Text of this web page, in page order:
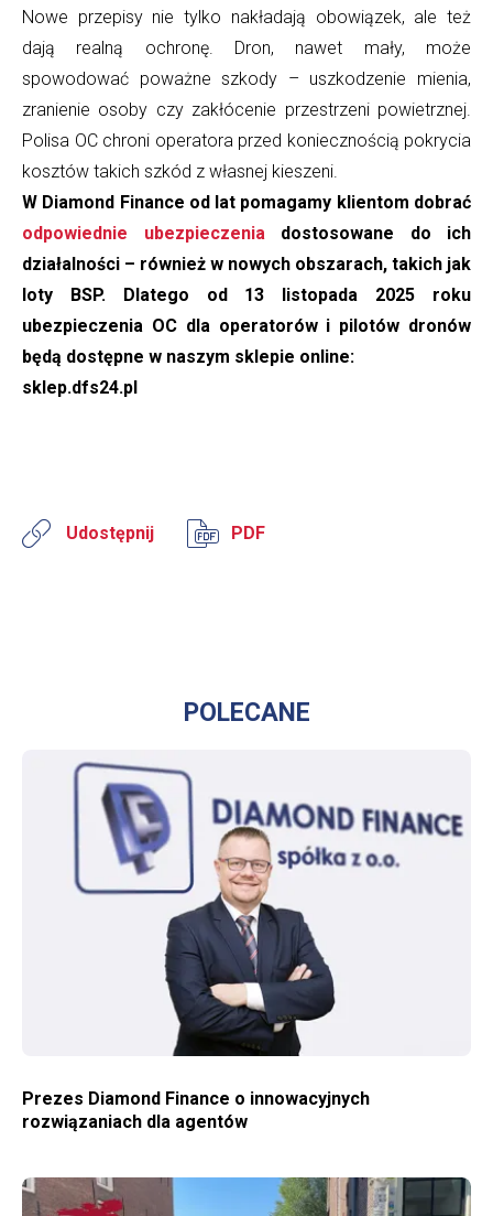
Nowe przepisy nie tylko nakładają obowiązek, ale też
dają realną ochronę. Dron, nawet mały, może
spowodować poważne szkody – uszkodzenie mienia,
zranienie osoby czy zakłócenie przestrzeni powietrznej.
Polisa OC chroni operatora przed koniecznością pokrycia
kosztów takich szkód z własnej kieszeni.
W Diamond Finance od lat pomagamy klientom dobrać
odpowiednie ubezpieczeniadostosowane do ich
działalności – również w nowych obszarach, takich jak
loty BSP. Dlatego od 13 listopada 2025 roku
ubezpieczenia OC dla operatorów i pilotów dronów
będą dostępne w naszym sklepie online:
sklep.dfs24.pl
Udostępnij PDF
POLECANE
Prezes Diamond Finance o innowacyjnych
rozwiązaniach dla agentów